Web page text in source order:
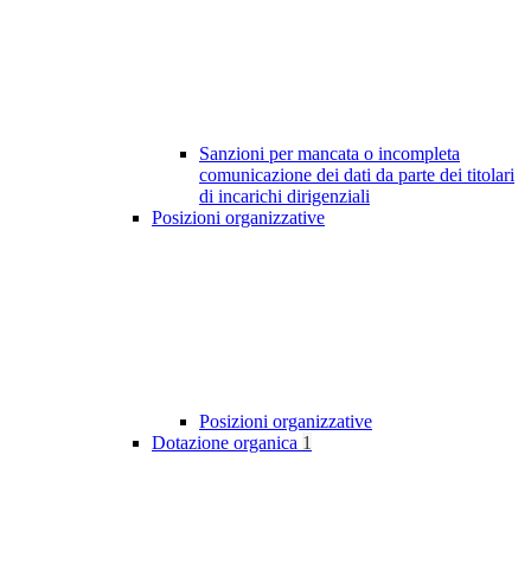
Sanzioni per mancata o incompleta
comunicazione dei dati da parte dei titolari
di incarichi dirigenziali
Posizioni organizzative
Posizioni organizzative
Dotazione organica 1